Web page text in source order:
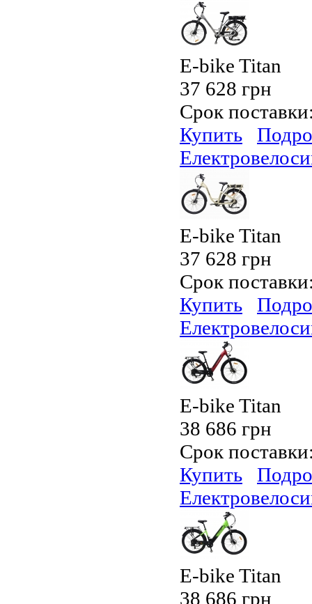
E-bike Titan
37 628 грн
Срок
Купить
E-bike Titan
37 628 грн
Срок
Купить
E-bike Titan
38 686 грн
Срок
Купить
E-bike Titan
38 686 грн